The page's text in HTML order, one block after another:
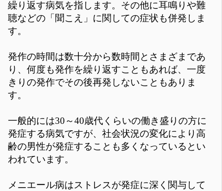
繰り返す病気を指します。その他に耳鳴りや難
聴などの「聞こえ」に関しての症状も併発しま
す。
発作の時間は数十分から数時間とさまざまであ
り、何度も発作を繰り返すこともあれば、一度
きりの発作でその後再発しないこともありま
す。
一般的には30～40歳代くらいの働き盛りの方に
発症する病気ですが、社会状況の変化により高
齢の男性が発症することも多くなっているとい
われています。
メニエール病はストレスが発症に深く関与して